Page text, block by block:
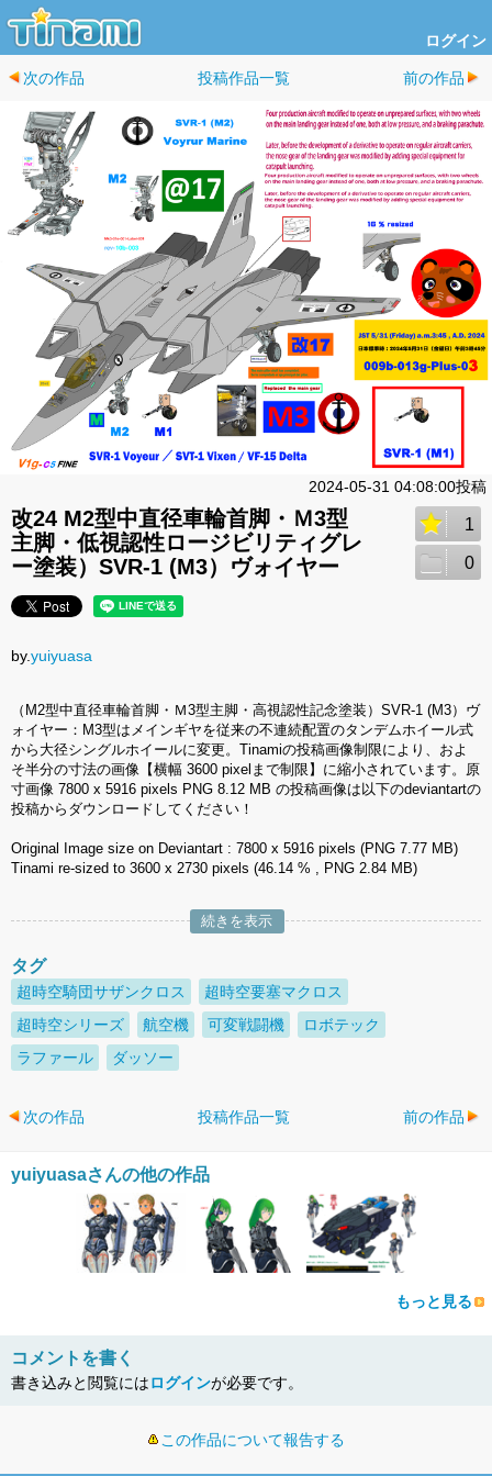
ログイン
次の作品 投稿作品一覧 前の作品
2024-05-31 04:08:00投稿
改24 M2型中直径車輪首脚・Ｍ3型
主脚・低視認性ロージビリティグレ
ー塗装）SVR-1 (M3）ヴォイヤー
1
0
by.yuiyuasa
（M2型中直径車輪首脚・Ｍ3型主脚・高視認性記念塗装）SVR-1 (M3）ヴ
ォイヤー：M3型はメインギヤを従来の不連続配置のタンデムホイール式
から大径シングルホイールに変更。Tinamiの投稿画像制限により、およ
そ半分の寸法の画像【横幅 3600 pixelまで制限】に縮小されています。原
寸画像 7800 x 5916 pixels PNG 8.12 MB の投稿画像は以下のdeviantartの
投稿からダウンロードしてください！
Original Image size on Deviantart : 7800 x 5916 pixels (PNG 7.77 MB)
Tinami re-sized to 3600 x 2730 pixels (46.14 % , PNG 2.84 MB)
続きを表示
タグ
超時空騎団サザンクロス
超時空要塞マクロス
超時空シリーズ
航空機 可変戦闘機
ロボテック
ラファール
ダッソー
次の作品 投稿作品一覧 前の作品
yuiyuasaさんの他の作品
もっと見る
コメントを書く
書き込みと閲覧にはログインが必要です。
この作品について報告する